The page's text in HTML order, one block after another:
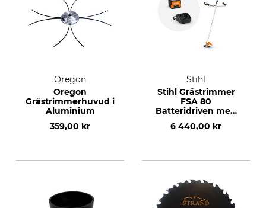
Oregon
Oregon
Grästrimmerhuvud i
Aluminium
359,00 kr
Stihl
Stihl Grästrimmer
FSA 80
Batteridriven med
batteri och laddare
6 440,00 kr